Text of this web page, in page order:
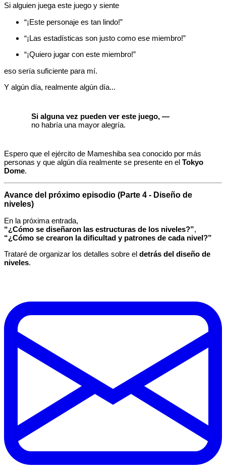
Si alguien juega este juego y siente
“¡Este personaje es tan lindo!”
“¡Las estadísticas son justo como ese miembro!”
“¡Quiero jugar con este miembro!”
eso sería suficiente para mí.
Y algún día, realmente algún día...
Si alguna vez pueden ver este juego, —
no habría una mayor alegría.
Espero que el ejército de Mameshiba sea conocido por más
personas y que algún día realmente se presente en el Tokyo
Dome.
Avance del próximo episodio (Parte 4 - Diseño de
niveles)
En la próxima entrada,
“¿Cómo se diseñaron las estructuras de los niveles?”,
“¿Cómo se crearon la dificultad y patrones de cada nivel?”
Trataré de organizar los detalles sobre el detrás del diseño de
niveles.